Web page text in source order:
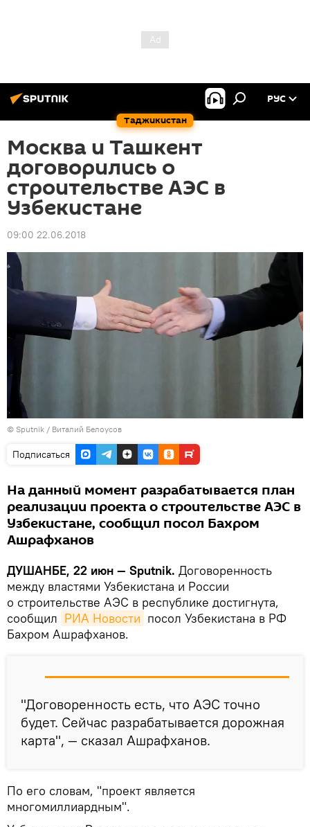
Таджикистан
РУС
Москва и Ташкент
договорились о
строительстве АЭС в
Узбекистане
09:00 22.06.2018
© Sputnik / Виталий Белоусов
Подписаться
На данный момент разрабатывается план
реализации проекта о строительстве АЭС в
Узбекистане, сообщил посол Бахром
Ашрафханов
ДУШАНБЕ, 22 июн — Sputnik. Договоренность
между властями Узбекистана и России
о строительстве АЭС в республике достигнута,
сообщил РИА Новости посол Узбекистана в РФ
Бахром Ашрафханов.
"Договоренность есть, что АЭС точно
будет. Сейчас разрабатывается дорожная
карта", — сказал Ашрафханов.
По его словам, "проект является
многомиллиардным".